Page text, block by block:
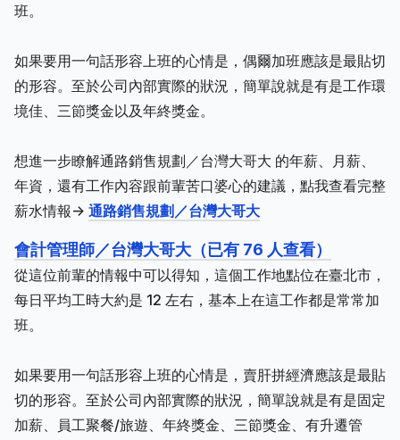
班。
如果要用一句話形容上班的心情是，偶爾加班應該是最貼切
的形容。至於公司內部實際的狀況，簡單說就是有是工作環
境佳、三節獎金以及年終獎金。
想進一步瞭解通路銷售規劃／台灣大哥大 的年薪、月薪、
年資，還有工作內容跟前輩苦口婆心的建議，點我查看完整
薪水情報-> 通路銷售規劃／台灣大哥大
會計管理師／台灣大哥大（已有 76 人查看）
從這位前輩的情報中可以得知，這個工作地點位在臺北市，
每日平均工時大約是 12 左右，基本上在這工作都是常常加
班。
如果要用一句話形容上班的心情是，賣肝拼經濟應該是最貼
切的形容。至於公司內部實際的狀況，簡單說就是有是固定
加薪、員工聚餐/旅遊、年終獎金、三節獎金、有升遷管